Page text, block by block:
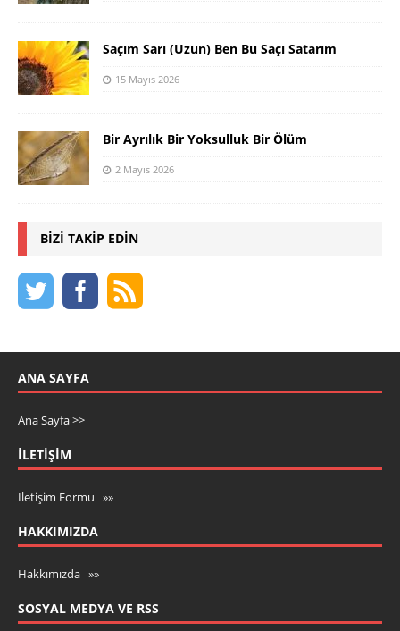
Saçım Sarı (Uzun) Ben Bu Saçı Satarım
15 Mayıs 2026
Bir Ayrılık Bir Yoksulluk Bir Ölüm
2 Mayıs 2026
BIZI TAKIP EDIN
ANA SAYFA
Ana Sayfa >>
İLETIŞIM
İletişim Formu »»
HAKKIMIZDA
Hakkımızda »»
SOSYAL MEDYA VE RSS